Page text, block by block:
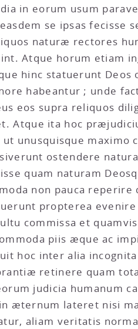
in eorum usum
se ipsas fecisse
naturæ rectores
Atque horum etiam
hinc statuerunt
habeantur ; unde
eos supra reliquos
Atque ita hoc
unusquisque
ostendere
quam naturam
non pauca
propterea
commissa et
piis æque ac
hoc inter alia
retinere quam
judicia humanum
æternum lateret nisi
aliam veritatis